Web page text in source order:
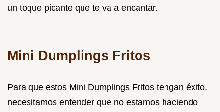
un toque picante que te va a encantar.
Mini Dumplings Fritos
Para que estos Mini Dumplings Fritos tengan éxito,
necesitamos entender que no estamos haciendo